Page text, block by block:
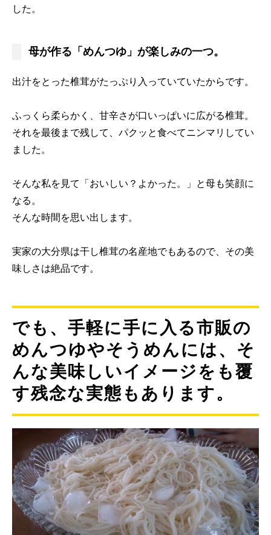
した。
母が作る「めんつゆ」が楽しみの一つ。
出汁をとった椎茸がたっぷり入っていていたからです。
ふっくら柔らかく、甘辛さが口いっぱいに広がる椎茸。
それを最後まで残して、パクッと食べてニンマリしてい
ました。
そんな私を見て「おいしい？よかった。」と母も笑顔に
なる。
そんな時間を思い出します。
実家の大分県は干し椎茸の名産地でもあるので、その美
味しさは絶品です。
でも、手軽に手に入る市販の
めんつゆやそうめんには、そ
んな美味しいイメージをも覆
す残念な実態もあります。